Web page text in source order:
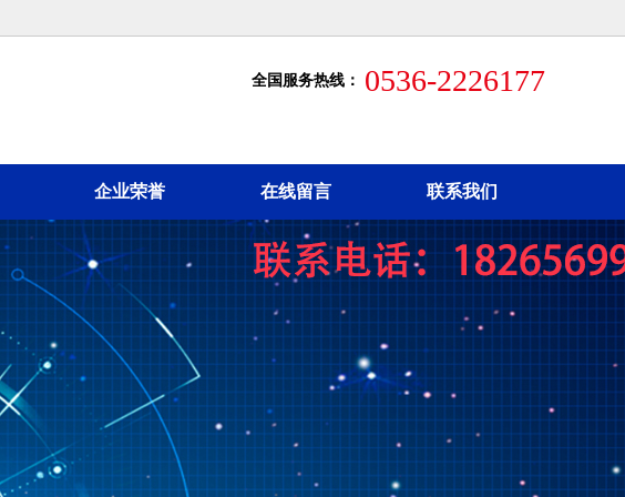
全国服务热线： 0536-2226177
企业荣誉 在线留言 联系我们